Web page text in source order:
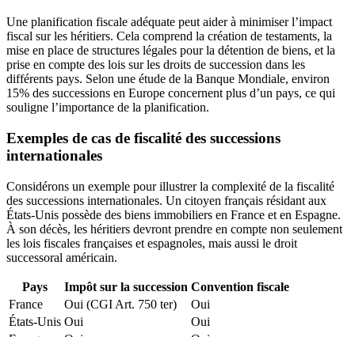
Une planification fiscale adéquate peut aider à minimiser l’impact
fiscal sur les héritiers. Cela comprend la création de testaments, la
mise en place de structures légales pour la détention de biens, et la
prise en compte des lois sur les droits de succession dans les
différents pays. Selon une étude de la Banque Mondiale, environ
15% des successions en Europe concernent plus d’un pays, ce qui
souligne l’importance de la planification.
Exemples de cas de fiscalité des successions
internationales
Considérons un exemple pour illustrer la complexité de la fiscalité
des successions internationales. Un citoyen français résidant aux
États-Unis possède des biens immobiliers en France et en Espagne.
À son décès, les héritiers devront prendre en compte non seulement
les lois fiscales françaises et espagnoles, mais aussi le droit
successoral américain.
Pays Impôt sur la succession Convention fiscale
France
Oui (CGI Art. 750 ter)
Oui
États-Unis Oui
Oui